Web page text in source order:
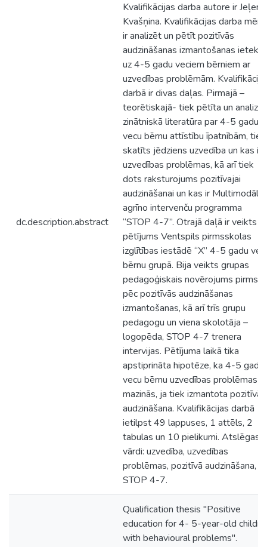
dc.description.abstract
Kvalifikācijas darba autore ir Jeļena
Kvašņina. Kvalifikācijas darba
ir analizēt un pētīt pozitīvās
audzināšanas izmantošanas
uz 4-5 gadu veciem bērniem ar
uzvedības problēmām.
darbā ir divas daļas. Pirmajā –
teorētiskajā- tiek pētīta un
zinātniskā literatūra par 4-5 gadu
vecu bērnu attīstību īpatnībām, tiek
skatīts jēdziens uzvedība un kas ir
uzvedības problēmas, kā arī tiek
dots raksturojums pozitīvajai
audzināšanai un kas ir Multimodālā
agrīno intervenču programma
“STOP 4-7”. Otrajā daļā ir veikts
pētījums Ventspils pirmsskolas
izglītības iestādē “X” 4-5 gadu
bērnu grupā. Bija veikts grupas
pedagoģiskais novērojums pirms
pēc pozitīvās audzināšanas
izmantošanas, kā arī trīs grupu
pedagogu un viena skolotāja –
logopēda, STOP 4-7 trenera
intervijas. Pētījuma laikā tika
apstiprināta hipotēze, ka 4-5 gadu
vecu bērnu uzvedības problēmas
mazinās, ja tiek izmantota pozitīvā
audzināšana. Kvalifikācijas darbā
ietilpst 49 lappuses, 1 attēls, 2
tabulas un 10 pielikumi. Atslēgas
vārdi: uzvedība, uzvedības
problēmas, pozitīvā audzināšana,
STOP 4-7.
Qualification thesis "Positive
education for 4- 5-year-old
with behavioural problems".